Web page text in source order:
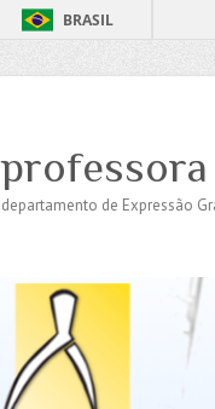
BRASIL
professora
departamento de Expressão